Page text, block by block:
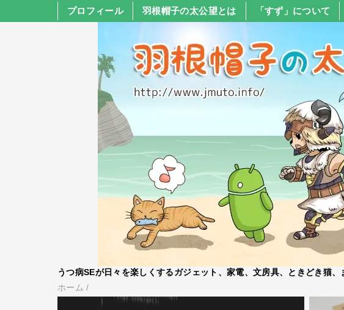
プロフィール 羽根帽子の太公望とは 「すず」について
うつ病SEが日々を楽しくするガジェット、家電、文房具、ときどき猫
ホーム /